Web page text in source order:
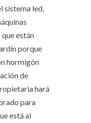
sistema led,
están
porque
hormigón
de
hará
para
está al